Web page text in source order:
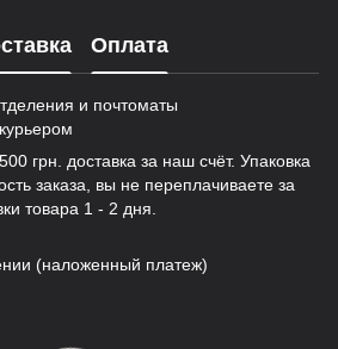
Оплата
и почтоматы
грн. доставка за наш счёт. Упаковка
заказа, вы не переплачиваете за
товара 1 - 2 дня.
(наложенный платеж)